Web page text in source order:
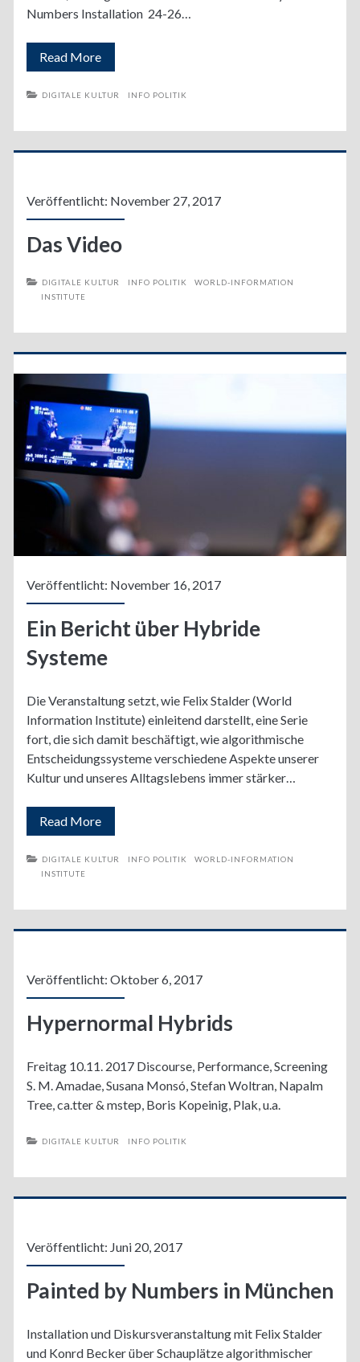
Numbers Installation 24-26…
Read MoreInstallation
DIGITALE KULTUR INFO POLITIK
Veröffentlicht: November 27, 2017
Das Video
DIGITALE KULTUR INFO POLITIK
WORLD-INFORMATION
INSTITUTE
Veröffentlicht: November 16, 2017
Ein Bericht über Hybride
Systeme
Die Veranstaltung setzt, wie Felix Stalder (World
Information Institute) einleitend darstellt, eine Serie
fort, die sich damit beschäftigt, wie algorithmische
Entscheidungssysteme verschiedene Aspekte unserer
Kultur und unseres Alltagslebens immer stärker…
Read MoreEin
Hybride
Systeme
DIGITALE KULTUR INFO POLITIK
WORLD-INFORMATION
INSTITUTE
Veröffentlicht: Oktober 6, 2017
Hypernormal Hybrids
Freitag 10.11. 2017 Discourse, Performance, Screening
S. M. Amadae, Susana Monsó, Stefan Woltran, Napalm
Tree, ca.tter & mstep, Boris Kopeinig, Plak, u.a.
DIGITALE KULTUR INFO POLITIK
Veröffentlicht: Juni 20, 2017
Painted by Numbers in München
Installation und Diskursveranstaltung mit Felix Stalder
und Konrd Becker über Schauplätze algorithmischer